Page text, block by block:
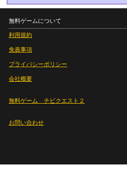
無料ゲームについて
利用規約
免責事項
プライバシーポリシー
会社概要
無料ゲーム チビクエスト２
お問い合わせ